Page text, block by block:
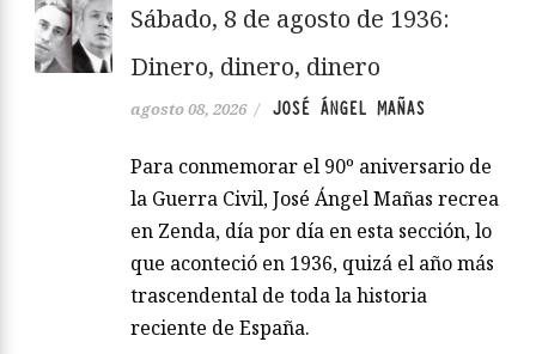
Sábado, 8 de agosto de 1936:
Dinero, dinero, dinero
agosto 08, 2026 / JOSÉ ÁNGEL MAÑAS
Para conmemorar el 90º aniversario de
la Guerra Civil, José Ángel Mañas recrea
en Zenda, día por día en esta sección, lo
que aconteció en 1936, quizá el año más
trascendental de toda la historia
reciente de España.